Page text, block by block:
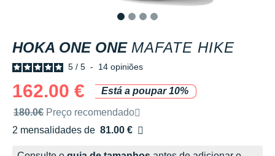
HOKA ONE ONE MAFATE HIKE
5 / 5 - 14 opiniões
162.00 €
Está a poupar 10%
Preço de venda recomendado pela marca
180.0€ Preço recomendado
2 mensalidades de 81.00 €
sem custos